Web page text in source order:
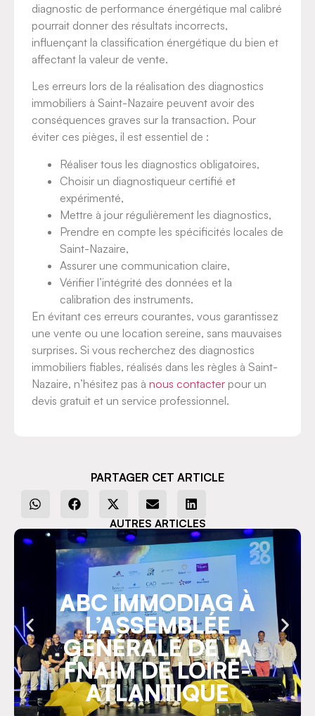
diagnostic de performance énergétique mal calibré
pourrait donner des résultats incorrects,
influençant la classification énergétique du bien et
affectant la valeur de vente.
Les erreurs lors de la réalisation des diagnostics
immobiliers à Saint-Nazaire peuvent avoir des
conséquences graves sur la transaction. Pour
éviter ces pièges, il est essentiel de :
Réaliser tous les diagnostics obligatoires,
Choisir un diagnostiqueur certifié et
expérimenté,
Mettre à jour régulièrement les diagnostics,
Prendre en compte les spécificités locales de
Saint-Nazaire,
Assurer une communication claire,
Vérifier l’intégrité des données et la
calibration des instruments.
En évitant ces erreurs courantes, vous garantissez
une vente ou une location sereine, sans mauvaises
surprises. Si vous recherchez des diagnostics
immobiliers fiables, réalisés dans les règles à Saint-
Nazaire, n’hésitez pas à nous contacter pour un
devis gratuit et un service professionnel.
PARTAGER CET ARTICLE
AUTRES ARTICLES
ABC IMMODIAG À
L’ASSEMBLÉE
GÉNÉRALE DE LA
FNAIM DE LOIRE-
ATLANTIQUE